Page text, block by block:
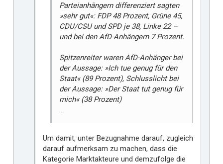
Parteianhängern differenziert sagten
»sehr gut«: FDP 48 Prozent, Grüne 45,
CDU/CSU und SPD je 38, Linke 22 –
und bei den AfD-Anhängern 7 Prozent.
Spitzenreiter waren AfD-Anhänger bei
der Aussage: »Ich tue genug für den
Staat« (89 Prozent), Schlusslicht bei
der Aussage: »Der Staat tut genug für
mich« (38 Prozent)
Um damit, unter Bezugnahme darauf, zugleich
darauf aufmerksam zu machen, dass die
Kategorie Marktakteure und demzufolge die